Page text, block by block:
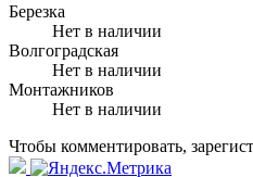
Березка
Нет в наличии
Волгоградская
Нет в наличии
Монтажников
Нет в наличии
Чтобы комментировать,